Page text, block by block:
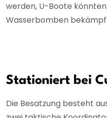
werden, U-Boote
Wasserbomben
Stationiert bei
Die Besatzung besteht